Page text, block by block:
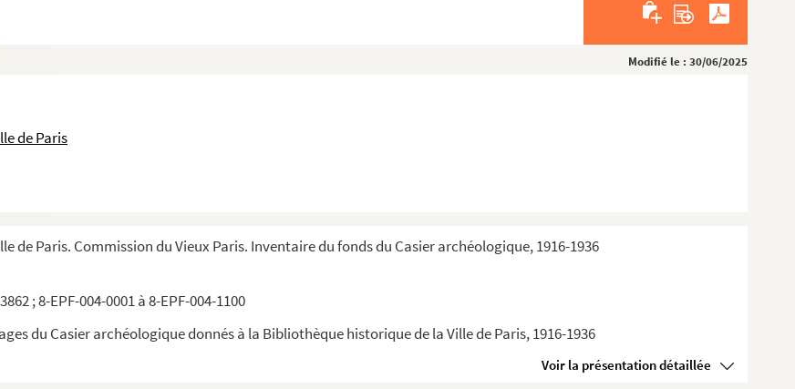
Modifié le : 30/06/2025
de Paris
de Paris. Commission du Vieux Paris. Inventaire du fonds du Casier archéologique, 1916-1936
; 8-EPF-004-0001 à 8-EPF-004-1100
du Casier archéologique donnés à la Bibliothèque historique de la Ville de Paris, 1916-1936
Voir la présentation détaillée